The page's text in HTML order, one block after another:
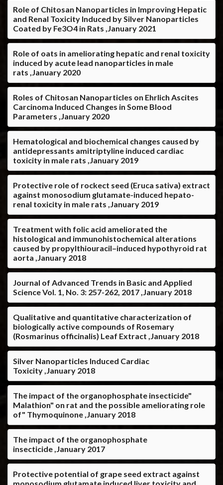
Role of Chitosan Nanoparticles in Improving Hepatic
and Renal Toxicity Induced by Silver Nanoparticles
Coated by Fe3O4 in Rats ,January 2021
Role of oats in ameliorating hepatic and renal toxicity
induced by acute lead nanoparticles in male
rats ,January 2020
Roles of Chitosan Nanoparticles on Ehrlich Ascites
Carcinoma Induced Changes in Some Blood
Parameters ,January 2020
Hematological and biochemical changes caused by
antidepressants amitriptyline induced cardiac
toxicity in male rats ,January 2019
Protective role of rockect seed (Eruca sativa) extract
against monosodium glutamate-induced hepato-
renal toxicity in male rats ,January 2019
Treatment with folic acid ameliorated the
histological and immunohistochemical alterations
caused by propylthiouracil–induced hypothyroid rat
aorta ,January 2018
Journal of Advanced Trends in Basic and Applied
Science Vol. 1, No. 3: 257-262, 2017 ,January 2018
Qualitative and quantitative characterization of
biologically active compounds of Rosemary
(Rosmarinus officinalis) Leaf Extract ,January 2018
Silver Nanoparticles Induced Cardiac
Toxicity ,January 2018
The impact of the organophosphate insecticide"
Malathion" on rat and the possible ameliorating role
of" Thymoquinone ,January 2018
The impact of the organophosphate
insecticide ,January 2017
Protective potential of grape seed extract against